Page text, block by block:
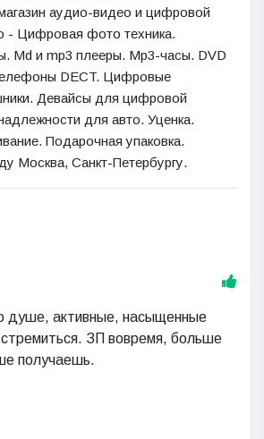
аудио-видео и цифровой
- Цифровая фото техника.
. Md и mp3 плееры. Mp3-часы. DVD
DECT. Цифровые
Девайсы для цифровой
для авто. Уценка.
Подарочная упаковка.
Москва, Санкт-Петербургу.
душе, активные, насыщенные
стремиться. ЗП вовремя, больше
получаешь.